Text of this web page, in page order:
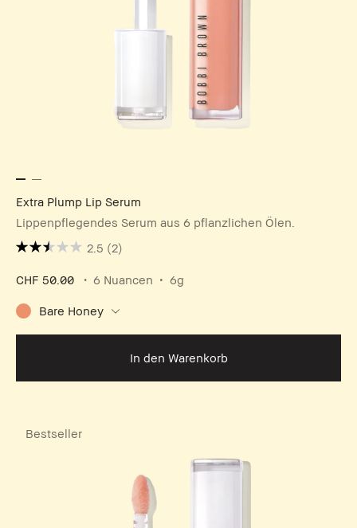
Extra Plump Lip Serum
Lippenpflegendes Serum aus 6 pflanzlichen Ölen.
2.5 (2)
CHF 50.00 6 Nuancen 6g
Bare Honey
In den Warenkorb
Bestseller